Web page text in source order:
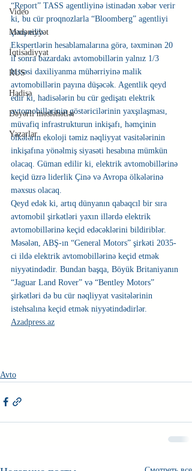
Video
Mədəniyyət
İqtisadiyyat
RUS
Hadisə
Dəyərli məsləhətlər
Yazarlar
“Report” TASS agentliyinə istinadən xəbər verir
ki, bu cür proqnozlarla “Bloomberg” agentliyi
çıxış edib.
Ekspertlərin hesablamalarına görə, təxminən 20
il sonra bazardakı avtomobillərin yalnız 1/3
hissəsi daxiliyanma mühərriyinə malik
avtomobillərin payına düşəcək. Agentlik qeyd
edir ki, hadisələrin bu cür gedişatı elektrik
avtomobillərinin göstəricilərinin yaxşılaşması,
müvafiq infrastrukturun inkişafı, həmçinin
ölkələrin ekoloji təmiz nəqliyyat vasitələrinin
inkişafına yönəlmiş siyasəti hesabına mümkün
olacaq. Güman edilir ki, elektrik avtomobillərinə
keçid üzrə liderlik Çinə və Avropa ölkələrinə
məxsus olacaq.
Qeyd edək ki, artıq dünyanın qabaqcıl bir sıra
avtomobil şirkətləri yaxın illərdə elektrik
avtomobillərinə keçid edəcəklərini bildiriblər.
Məsələn, ABŞ-ın “General Motors” şirkəti 2035-
ci ildə elektrik avtomobillərinə keçid etmək
niyyətindədir. Bundan başqa, Böyük Britaniyanın
“Jaguar Land Rover” və “Bentley Motors”
şirkətləri də bu cür nəqliyyat vasitələrinin
istehsalına keçid etmək niyyətindədirlər.
Azadpress.az
Avto